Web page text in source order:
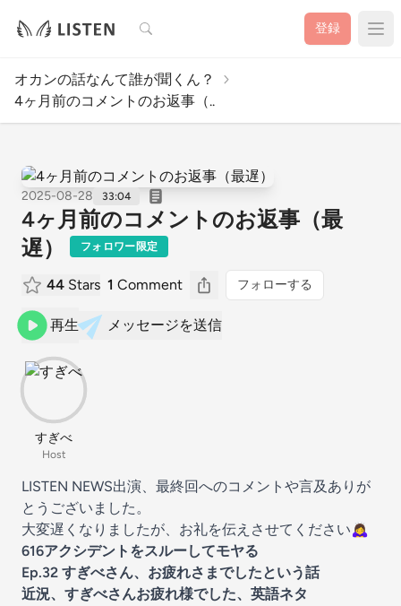
検索 登録
オカンの話なんて誰が聞くん？
4ヶ月前のコメントのお返事（..
2025-08-28 33:04
4ヶ月前のコメントのお返事（最
遅）
フォロワー限定
44 Stars 1 Comment フォローする
再生 メッセージを送信
すぎべ
Host
LISTEN NEWS出演、最終回へのコメントや言及ありが
とうございました。
大変遅くなりましたが、お礼を伝えさせてください🙇‍♀️
616アクシデントをスルーしてモヤる
Ep.32 すぎべさん、お疲れさまでしたという話
近況、すぎべさんお疲れ様でした、英語ネタ